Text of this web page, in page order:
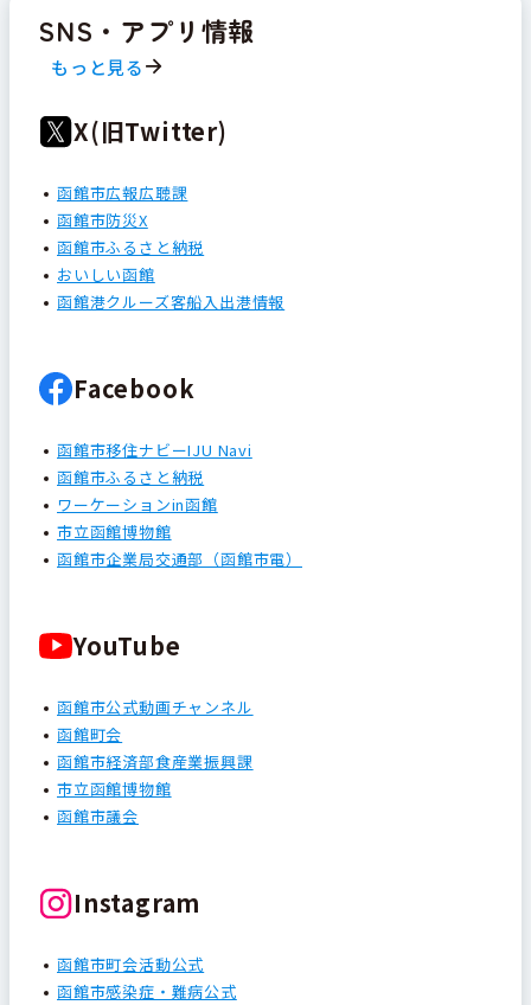
SNS・アプリ情報
もっと見る
X(旧Twitter)
函館市広報広聴課
函館市防災X
函館市ふるさと納税
おいしい函館
函館港クルーズ客船入出港情報
Facebook
函館市移住ナビーIJU Navi
函館市ふるさと納税
ワーケーションin函館
市立函館博物館
函館市企業局交通部（函館市電）
YouTube
函館市公式動画チャンネル
函館町会
函館市経済部食産業振興課
市立函館博物館
函館市議会
Instagram
函館市町会活動公式
函館市感染症・難病公式